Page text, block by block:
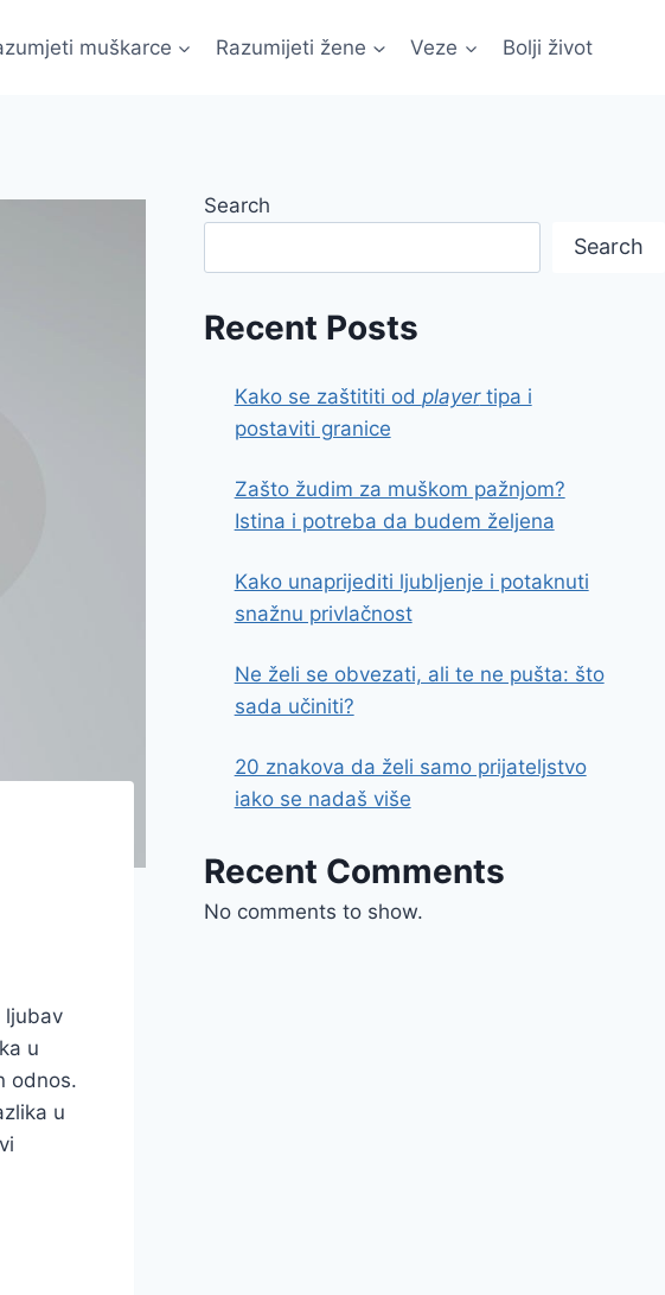
muškarce Razumijeti žene Veze Bolji život
ljubav
u
odnos.
u
Search
Search
Recent Posts
Kako se zaštititi od playertipa i
postaviti granice
Zašto žudim za muškom pažnjom?
Istina i potreba da budem željena
Kako unaprijediti ljubljenje i potaknuti
snažnu privlačnost
Ne želi se obvezati, ali te ne pušta: što
sada učiniti?
20 znakova da želi samo prijateljstvo
iako se nadaš više
Recent Comments
No comments to show.